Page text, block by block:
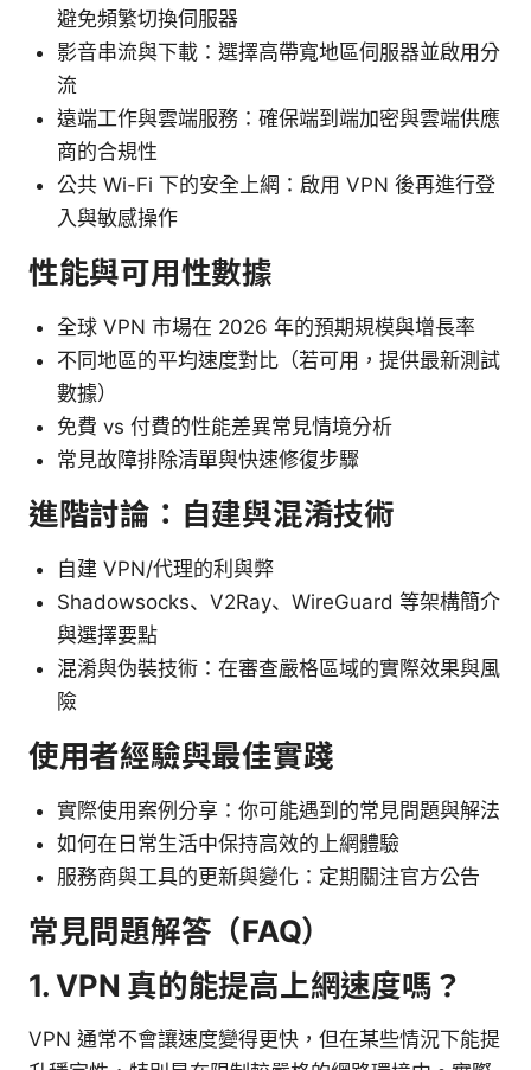
避免頻繁切換伺服器
影音串流與下載：選擇高帶寬地區伺服器並啟用分
流
遠端工作與雲端服務：確保端到端加密與雲端供應
商的合規性
公共 Wi-Fi 下的安全上網：啟用 VPN 後再進行登
入與敏感操作
性能與可用性數據
全球 VPN 市場在 2026 年的預期規模與增長率
不同地區的平均速度對比（若可用，提供最新測試
數據）
免費 vs 付費的性能差異常見情境分析
常見故障排除清單與快速修復步驟
進階討論：自建與混淆技術
自建 VPN/代理的利與弊
Shadowsocks、V2Ray、WireGuard 等架構簡介
與選擇要點
混淆與伪裝技術：在審查嚴格區域的實際效果與風
險
使用者經驗與最佳實踐
實際使用案例分享：你可能遇到的常見問題與解法
如何在日常生活中保持高效的上網體驗
服務商與工具的更新與變化：定期關注官方公告
常見問題解答（FAQ）
1. VPN 真的能提高上網速度嗎？
VPN 通常不會讓速度變得更快，但在某些情況下能提